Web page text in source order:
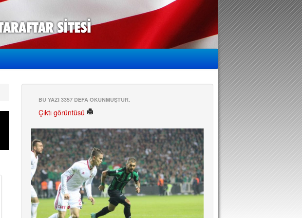
BU YAZI 3357 DEFA OKUNMUŞTUR.
Çıktı görüntüsü